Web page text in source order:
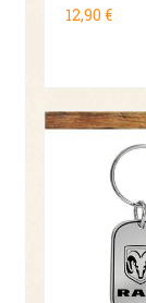
12,90 €